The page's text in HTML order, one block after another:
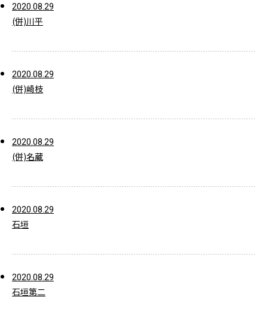
2020.08.29
(併)川平
2020.08.29
(併)崎枝
2020.08.29
(併)名蔵
2020.08.29
石垣
2020.08.29
石垣第二